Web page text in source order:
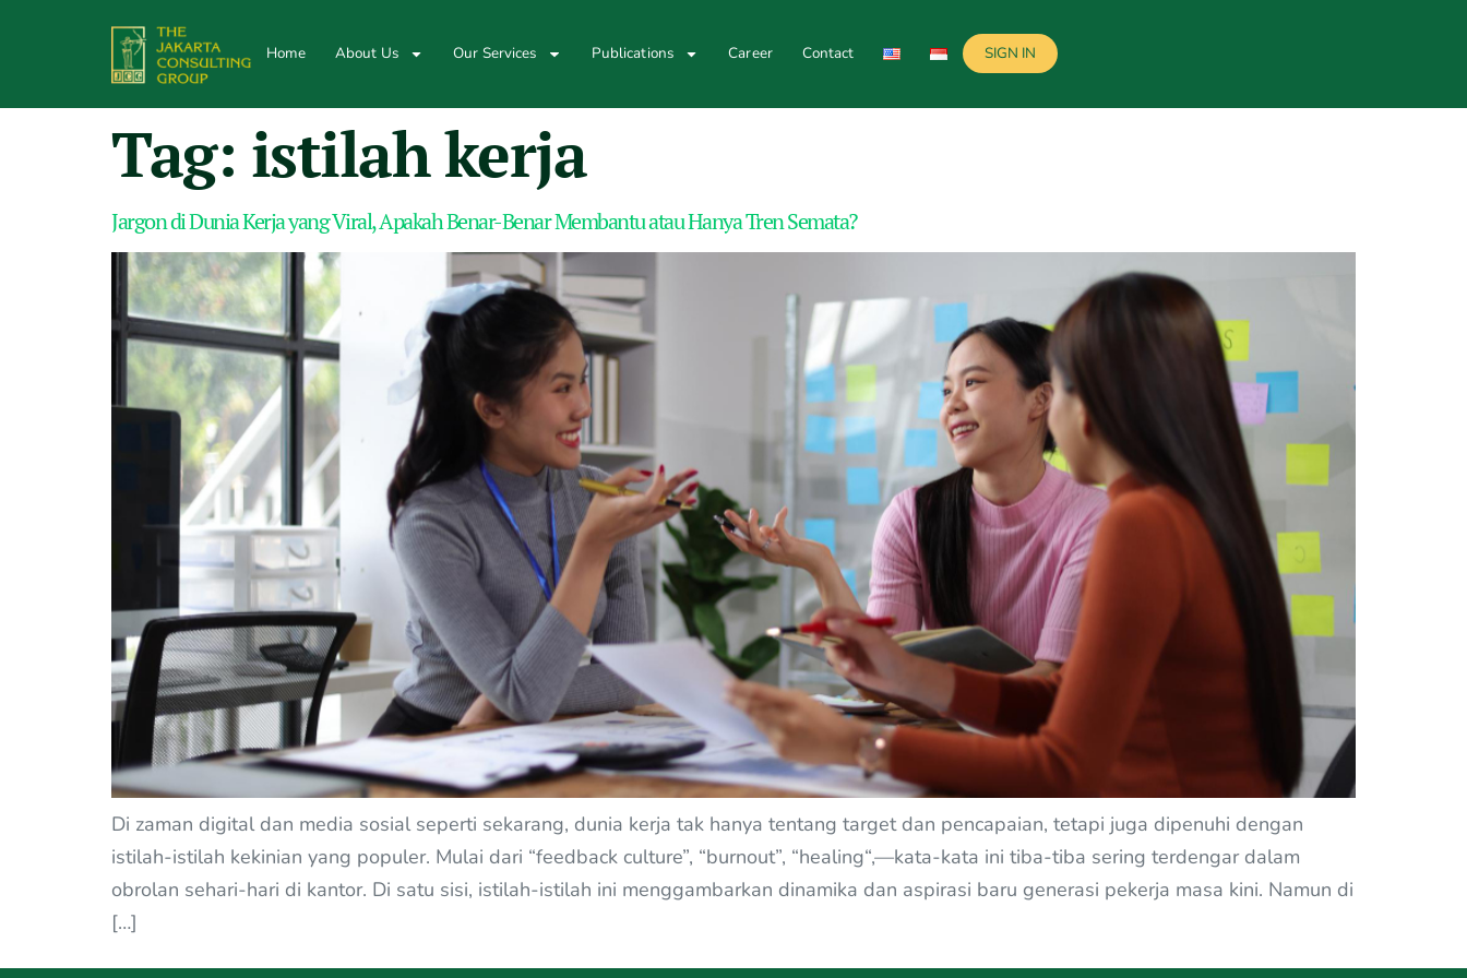
Home About Us Our Services Publications Career Contact SIGN IN
Tag: istilah kerja
Jargon di Dunia Kerja yang Viral, Apakah Benar-Benar Membantu atau Hanya Tren Semata?
Di zaman digital dan media sosial seperti sekarang, dunia kerja tak hanya tentang target dan pencapaian, tetapi juga dipenuhi dengan
istilah-istilah kekinian yang populer. Mulai dari “feedback culture”, “burnout”, “healing“,—kata-kata ini tiba-tiba sering terdengar dalam
obrolan sehari-hari di kantor. Di satu sisi, istilah-istilah ini menggambarkan dinamika dan aspirasi baru generasi pekerja masa kini. Namun di
[…]